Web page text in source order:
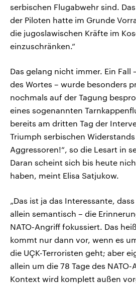
serbischen Flugabwehr sind.
der Piloten hatte im Grunde
die jugoslawischen Kräfte im
einzuschränken.“
Das gelang nicht immer. Ein Fall
des Wortes – wurde besonders
nochmals auf der Tagung
eines sogenannten
bereits am dritten Tag der
Triumph serbischen
Aggressoren!“, so die Lesart in
Daran scheint sich bis heute
haben, meint Elisa Satjukow.
„Das ist ja das Interessante,
allein semantisch – die
NATO-Angriff fokussiert. Das
kommt nur dann vor, wenn es
die UÇK-Terroristen geht; aber
allein um die 78 Tage des
Kontext wird komplett außen